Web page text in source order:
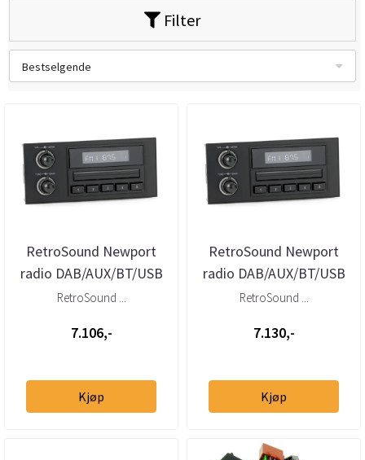
Filter
Bestselgende
RetroSound Newport
radio DAB/AUX/BT/USB
GM (1986 - 1996)
RetroSound ...
7.106,-
Kjøp
RetroSound Newport
radio DAB/AUX/BT/USB
GM (1982 - 1991)
RetroSound ...
7.130,-
Kjøp